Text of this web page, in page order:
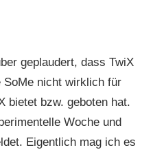
geplaudert, dass TwiX
SoMe nicht wirklich für
bietet bzw. geboten hat.
Woche und
Eigentlich mag ich es